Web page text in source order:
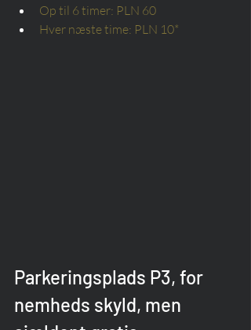
Op til 6 timer: PLN 60
Hver næste time: PLN 10*
Parkeringsplads P3, for
nemheds skyld, men